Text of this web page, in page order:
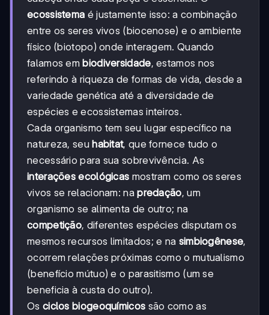
ecossistema é justamente isso: a combinação
entre os seres vivos (biocenose) e o ambiente
físico (biotopo) onde interagem. Quando
falamos embiodiversidade, estamos nos
referindo à riqueza de formas de vida, desde a
variedade genética até a diversidade de
espécies e ecossistemas inteiros.
Cada organismo tem seu lugar específico na
natureza, seuhabitat, que fornece tudo o
necessário para sua sobrevivência. As
interações ecológicas mostram como os seres
vivos se relacionam: napredação, um
organismo se alimenta de outro; na
competição, diferentes espécies disputam os
mesmos recursos limitados; e na simbiogênese,
ocorrem relações próximas como o mutualismo
(benefício mútuo) e o parasitismo (um se
beneficia à custa do outro).
Os ciclos biogeoquímicos são como as